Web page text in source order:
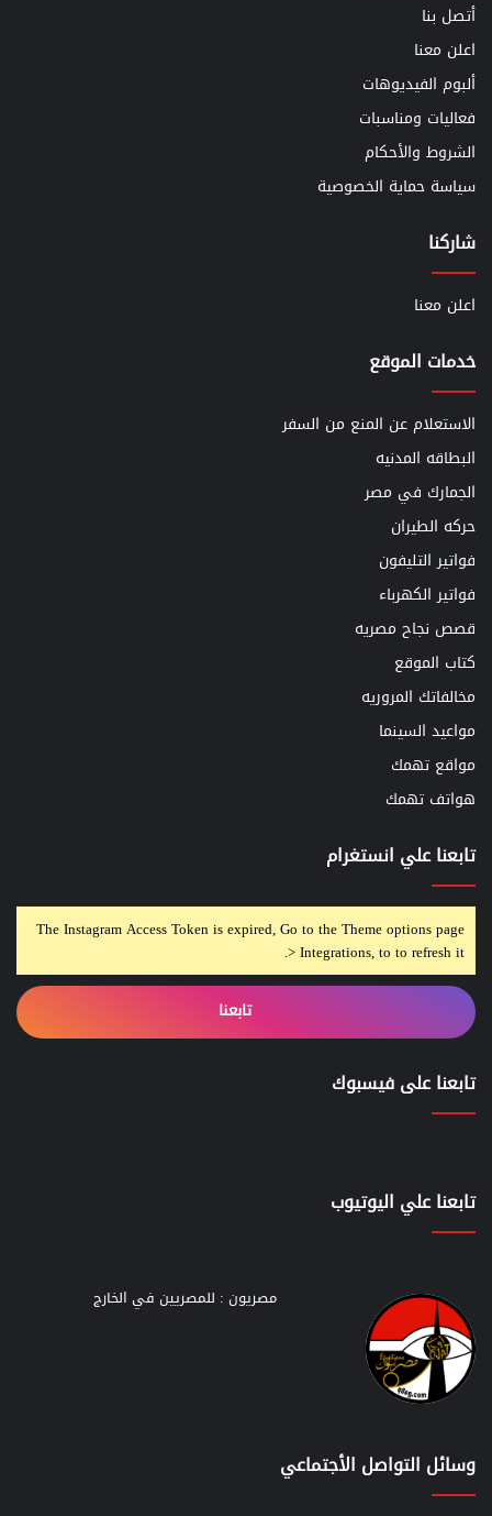
أتصل بنا
اعلن معنا
ألبوم الفيديوهات
فعاليات ومناسبات
الشروط والأحكام
سياسة حماية الخصوصية
شاركنا
اعلن معنا
خدمات الموقع
الاستعلام عن المنع من السفر
البطاقه المدنيه
الجمارك في مصر
حركه الطيران
فواتير التليفون
فواتير الكهرباء
قصص نجاح مصريه
كتاب الموقع
مخالفاتك المروريه
مواعيد السينما
مواقع تهمك
هواتف تهمك
تابعنا علي انستغرام
The Instagram Access Token is expired, Go to the Theme options page
> Integrations, to to refresh it.
تابعنا
تابعنا على فيسبوك
تابعنا علي اليوتيوب
مصريون : للمصريين في الخارج
وسائل التواصل الأجتماعي